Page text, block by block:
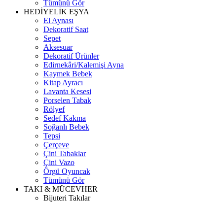
Tümünü Gör
HEDİYELİK EŞYA
El Aynası
Dekoratif Saat
Sepet
Aksesuar
Dekoratif Ürünler
Edirnekâri/Kalemişi Ayna
Kaymek Bebek
Kitap Ayracı
Lavanta Kesesi
Porselen Tabak
Rölyef
Sedef Kakma
Soğanlı Bebek
Tepsi
Çerçeve
Çini Tabaklar
Çini Vazo
Örgü Oyuncak
Tümünü Gör
TAKI & MÜCEVHER
Bijuteri Takılar